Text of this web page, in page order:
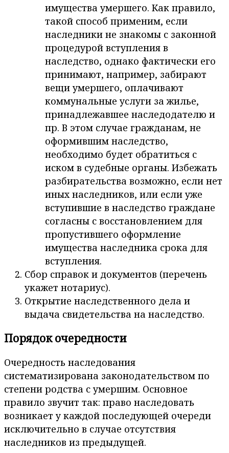
имущества умершего. Как правило,
такой способ применим, если
наследники не знакомы с законной
процедурой вступления в
наследство, однако фактически его
принимают, например, забирают
вещи умершего, оплачивают
коммунальные услуги за жилье,
принадлежавшее наследодателю и
пр. В этом случае гражданам, не
оформившим наследство,
необходимо будет обратиться с
иском в судебные органы. Избежать
разбирательства возможно, если нет
иных наследников, или если уже
вступившие в наследство граждане
согласны с восстановлением для
пропустившего оформление
имущества наследника срока для
вступления.
Сбор справок и документов (перечень
укажет нотариус).
Открытие наследственного дела и
выдача свидетельства на наследство.
Порядок очередности
Очередность наследования
систематизирована законодательством по
степени родства с умершим. Основное
правило звучит так: право наследовать
возникает у каждой последующей очереди
исключительно в случае отсутствия
наследников из предыдущей.